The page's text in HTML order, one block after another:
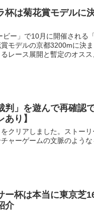
杯は菊花賞モデルに
ビー」で10月に開催される
モデルの京都3200mに決
レース展開と暫定のオス
判」を遊んで再確認
り】
をクリアしました。ストー
ャーゲームの文脈のよう
ー杯は本当に東京
介